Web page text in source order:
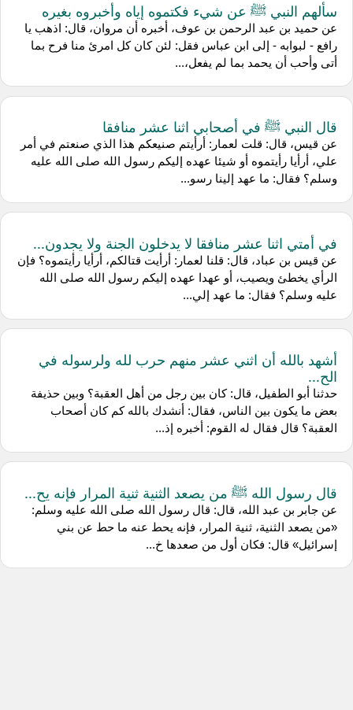
سألهم النبي ﷺ عن شيء فكتموه إياه وأخبروه بغيره
عن حميد بن عبد الرحمن بن عوف، أخبره أن مروان، قال: اذهب يا
رافع - لبوابه - إلى ابن عباس فقل: لئن كان كل امرئ منا فرح بما
أتى وأحب أن يحمد بما لم يفعل،...
قال النبي ﷺ في أصحابي اثنا عشر منافقا
عن قيس، قال: قلت لعمار: أرأيتم صنيعكم هذا الذي صنعتم في أمر
علي، أرأيا رأيتموه أو شيئا عهده إليكم رسول الله صلى الله عليه
وسلم؟ فقال: ما عهد إلينا رسو...
في أمتي اثنا عشر منافقا لا يدخلون الجنة ولا يجدون...
عن قيس بن عباد، قال: قلنا لعمار: أرأيت قتالكم، أرأيا رأيتموه؟ فإن
الرأي يخطئ ويصيب، أو عهدا عهده إليكم رسول الله صلى الله
عليه وسلم؟ فقال: ما عهد إلي...
أشهد بالله أن اثني عشر منهم حرب لله ولرسوله في
الح...
حدثنا أبو الطفيل، قال: كان بين رجل من أهل العقبة؟ وبين حذيفة
بعض ما يكون بين الناس، فقال: أنشدك بالله كم كان أصحاب
العقبة؟ قال فقال له القوم: أخبره إذ...
قال رسول الله ﷺ من يصعد الثنية ثنية المرار فإنه يح...
عن جابر بن عبد الله، قال: قال رسول الله صلى الله عليه وسلم:
«من يصعد الثنية، ثنية المرار، فإنه يحط عنه ما حط عن بني
إسرائيل» قال: فكان أول من صعدها خ...